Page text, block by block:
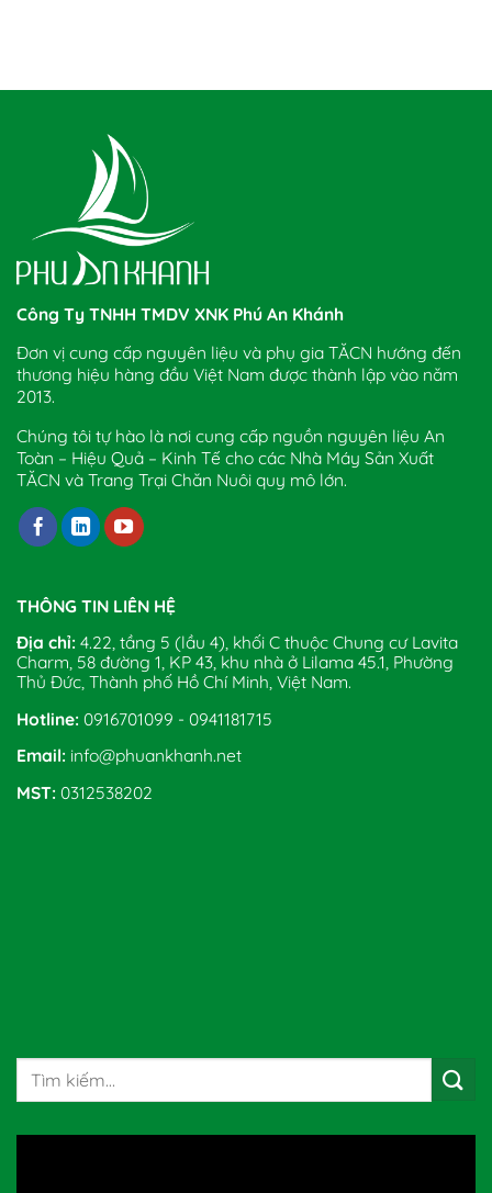
Công Ty TNHH TMDV XNK Phú An Khánh
Đơn vị cung cấp nguyên liệu và phụ gia TĂCN hướng đến
thương hiệu hàng đầu Việt Nam được thành lập vào năm
2013.
Chúng tôi tự hào là nơi cung cấp nguồn nguyên liệu An
Toàn – Hiệu Quả – Kinh Tế cho các Nhà Máy Sản Xuất
TĂCN và Trang Trại Chăn Nuôi quy mô lớn.
THÔNG TIN LIÊN HỆ
Địa chỉ: 4.22, tầng 5 (lầu 4), khối C thuộc Chung cư Lavita
Charm, 58 đường 1, KP 43, khu nhà ở Lilama 45.1, Phường
Thủ Đức, Thành phố Hồ Chí Minh, Việt Nam.
Hotline: 0916701099 - 0941181715
Email: info@phuankhanh.net
MST: 0312538202
Tìm